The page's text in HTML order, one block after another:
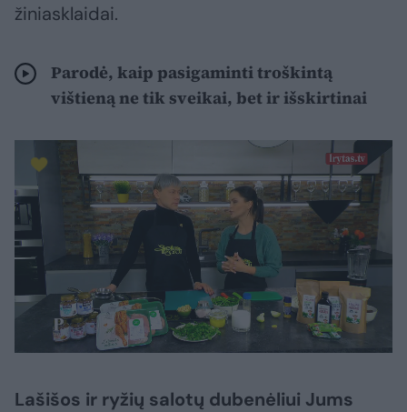
žiniasklaidai.
Parodė, kaip pasigaminti troškintą
vištieną ne tik sveikai, bet ir išskirtinai
Lašišos ir ryžių salotų dubenėliui Jums